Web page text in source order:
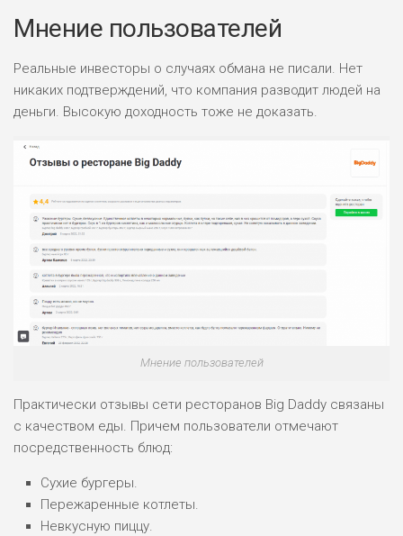
НАЗВАНИЕ ОБЗОР
ДОХОД: ВЫСОКИЙ
БЮДЖЕТ: ВЫСОКИЙ
ОБЗОР
РИСКИ: СРЕДНИЕ
ДОХОД: ВЫСОКИЙ
БЮДЖЕТ: НИЗКИЙ
ОБЗОР
ПОДОЙДЕТ
ВСЕМ
ДОХОД: НИЗКИЙ
БЮДЖЕТ: НИЗКИЙ
Мнение пользователей
Реальные инвесторы о случаях обмана не писали. Нет
никаких подтверждений, что компания разводит людей на
деньги. Высокую доходность тоже не доказать.
Мнение пользователей
Практически отзывы сети ресторанов Big Daddy связаны
с качеством еды. Причем пользователи отмечают
посредственность блюд:
Сухие бургеры.
Пережаренные котлеты.
Невкусную пиццу.